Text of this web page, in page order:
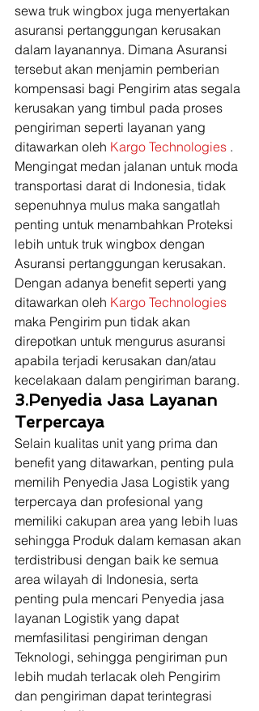
sewa truk wingbox juga menyertakan
asuransi pertanggungan kerusakan
dalam layanannya. Dimana Asuransi
tersebut akan menjamin pemberian
kompensasi bagi Pengirim atas segala
kerusakan yang timbul pada proses
pengiriman seperti layanan yang
ditawarkan oleh Kargo Technologies .
Mengingat medan jalanan untuk moda
transportasi darat di Indonesia, tidak
sepenuhnya mulus maka sangatlah
penting untuk menambahkan Proteksi
lebih untuk truk wingbox dengan
Asuransi pertanggungan kerusakan.
Dengan adanya benefit seperti yang
ditawarkan oleh Kargo Technologies
maka Pengirim pun tidak akan
direpotkan untuk mengurus asuransi
apabila terjadi kerusakan dan/atau
kecelakaan dalam pengiriman barang.
3.Penyedia Jasa Layanan
Terpercaya
Selain kualitas unit yang prima dan
benefit yang ditawarkan, penting pula
memilih Penyedia Jasa Logistik yang
terpercaya dan profesional yang
memiliki cakupan area yang lebih luas
sehingga Produk dalam kemasan akan
terdistribusi dengan baik ke semua
area wilayah di Indonesia, serta
penting pula mencari Penyedia jasa
layanan Logistik yang dapat
memfasilitasi pengiriman dengan
Teknologi, sehingga pengiriman pun
lebih mudah terlacak oleh Pengirim
dan pengiriman dapat terintegrasi